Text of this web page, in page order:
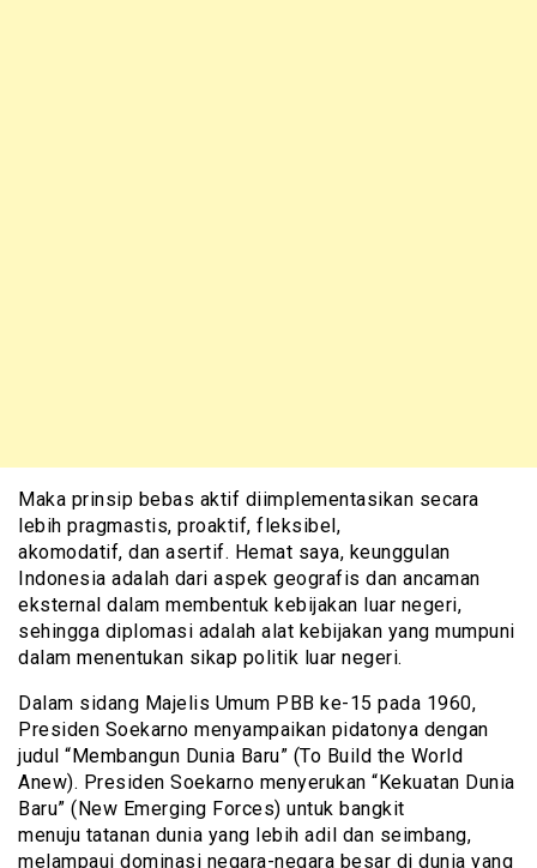
Maka prinsip bebas aktif diimplementasikan secara
lebih pragmastis, proaktif, fleksibel,
akomodatif, dan asertif. Hemat saya, keunggulan
Indonesia adalah dari aspek geografis dan ancaman
eksternal dalam membentuk kebijakan luar negeri,
sehingga diplomasi adalah alat kebijakan yang mumpuni
dalam menentukan sikap politik luar negeri.
Dalam sidang Majelis Umum PBB ke-15 pada 1960,
Presiden Soekarno menyampaikan pidatonya dengan
judul “Membangun Dunia Baru” (To Build the World
Anew). Presiden Soekarno menyerukan “Kekuatan Dunia
Baru” (New Emerging Forces) untuk bangkit
menuju tatanan dunia yang lebih adil dan seimbang,
melampaui dominasi negara-negara besar di dunia yang